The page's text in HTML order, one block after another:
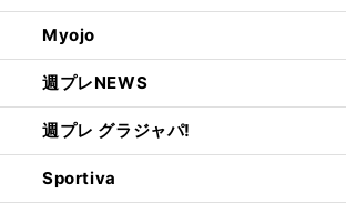
Myojo
週プレNEWS
週プレ グラジャパ!
Sportiva